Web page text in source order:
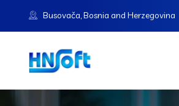
Busovača, Bosnia and Herzegovina